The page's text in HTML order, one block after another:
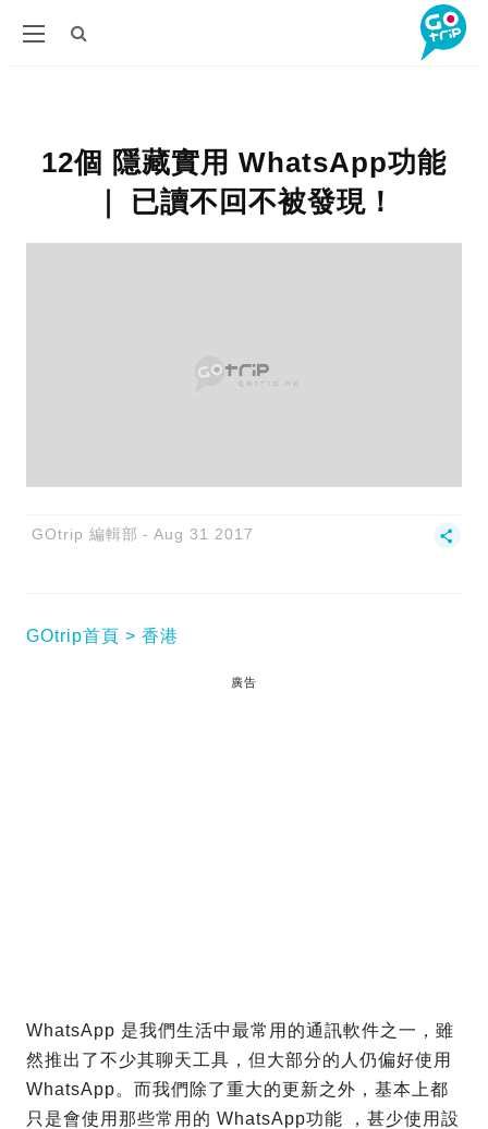
12個 隱藏實用 WhatsApp功能
｜ 已讀不回不被發現！
GOtrip 編輯部 Aug 31 2017
GOtrip首頁 香港
廣告
WhatsApp 是我們生活中最常用的通訊軟件之一，雖
然推出了不少其聊天工具，但大部分的人仍偏好使用
WhatsApp。而我們除了重大的更新之外，基本上都
只是會使用那些常用的 WhatsApp功能 ，甚少使用設